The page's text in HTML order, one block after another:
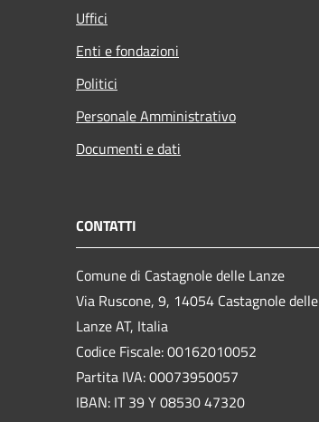
Uffici
Enti e fondazioni
Politici
Personale Amministrativo
Documenti e dati
CONTATTI
Comune di Castagnole delle Lanze
Via Ruscone, 9, 14054 Castagnole delle
Lanze AT, Italia
Codice Fiscale: 00162010052
Partita IVA: 00073950057
IBAN: IT 39 Y 08530 47320